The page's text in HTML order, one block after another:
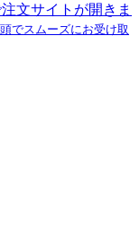
注文サイトが開きま
でスムーズにお受け取